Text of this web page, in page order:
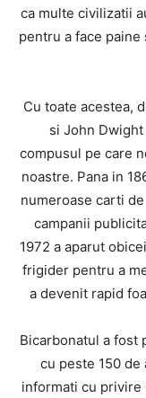
ca multe civilizatii
pentru a face
Cu toate acestea,
si John
compusul pe care
noastre. Pana in
numeroase carti
campanii
1972 a aparut
frigider pentru a
a devenit rapid
Bicarbonatul a fost
cu peste 150 de
informati cu privire